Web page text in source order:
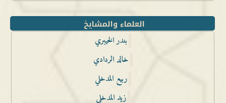
العلماء والمشايخ
بندر الخيبري
خالد الردادي
ربيع المدخلي
زيد المدخلي